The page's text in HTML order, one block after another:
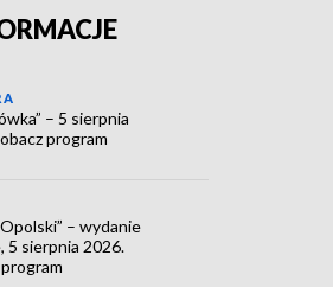
– 5 sierpnia
program
– wydanie
5 sierpnia 2026.